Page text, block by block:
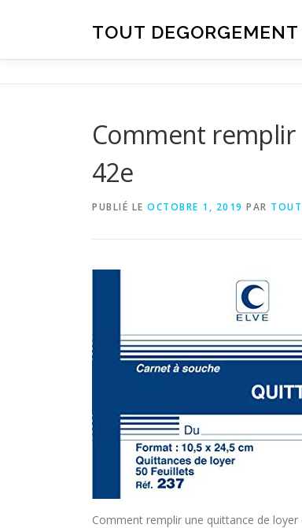
TOUT DEGORGEMENT
Comment
42e
PUBLIÉ LE OCTOBRE 1, 2019 PAR
Comment remplir une quittance de